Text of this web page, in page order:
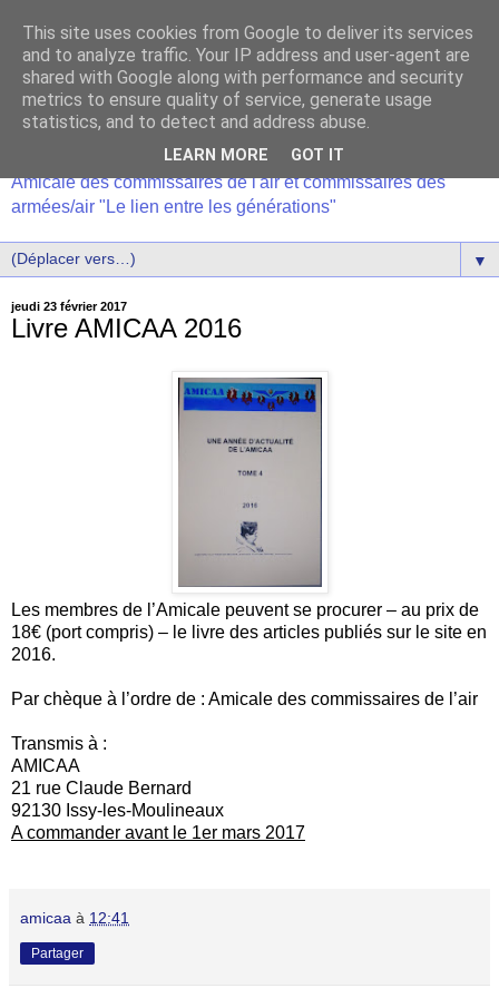
Amicale des commissaires de l'air et commissaires des
armées/air "Le lien entre les générations"
▼
jeudi 23 février 2017
Livre AMICAA 2016
Les membres de l’Amicale peuvent se procurer – au prix de
18€ (port compris) – le livre des articles publiés sur le site en
2016.
Par chèque à l’ordre de : Amicale des commissaires de l’air
Transmis à :
AMICAA
21 rue Claude Bernard
92130 Issy-les-Moulineaux
A commander avant le 1er mars 2017
amicaa à 12:41
Partager
This site uses cookies from Google to deliver its services
and to analyze traffic. Your IP address and user-agent are
shared with Google along with performance and security
metrics to ensure quality of service, generate usage
statistics, and to detect and address abuse.
LEARN MORE GOT IT